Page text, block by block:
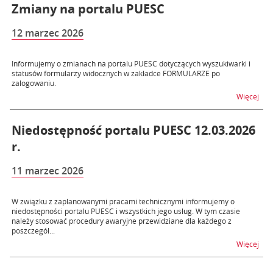
Zmiany na portalu PUESC
12 marzec 2026
Informujemy o zmianach na portalu PUESC dotyczących wyszukiwarki i
statusów formularzy widocznych w zakładce FORMULARZE po
zalogowaniu.
Więcej
Niedostępność portalu PUESC 12.03.2026
r.
11 marzec 2026
W związku z zaplanowanymi pracami technicznymi informujemy o
niedostępności portalu PUESC i wszystkich jego usług. W tym czasie
należy stosować procedury awaryjne przewidziane dla każdego z
poszczegól...
Więcej